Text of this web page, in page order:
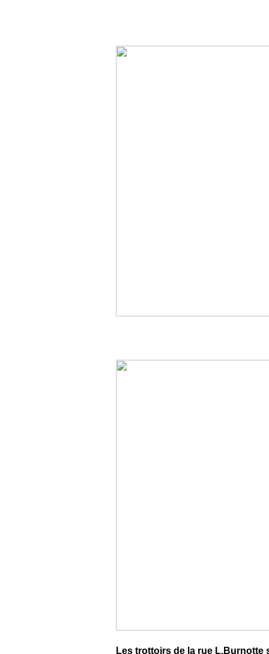
Les trottoirs de la rue